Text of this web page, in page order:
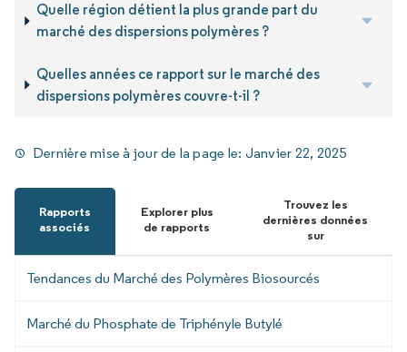
Quelle région détient la plus grande part du
marché des dispersions polymères ?
Quelles années ce rapport sur le marché des
dispersions polymères couvre-t-il ?
Dernière mise à jour de la page le: Janvier 22, 2025
Rapports
associés
Explorer plus
de rapports
Trouvez les
dernières données
sur
Tendances du Marché des Polymères Biosourcés
Marché du Phosphate de Triphényle Butylé